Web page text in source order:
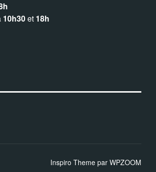
10h30et 18h
Inspiro Theme par WPZOOM